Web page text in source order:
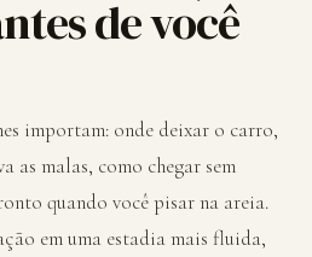
de você
importam: onde deixar o carro,
as malas, como chegar sem
quando você pisar na areia.
em uma estadia mais fluida,